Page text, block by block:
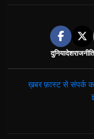
दुनियादेशराजनीति
ख़बर फ़ास्ट से संपर्क